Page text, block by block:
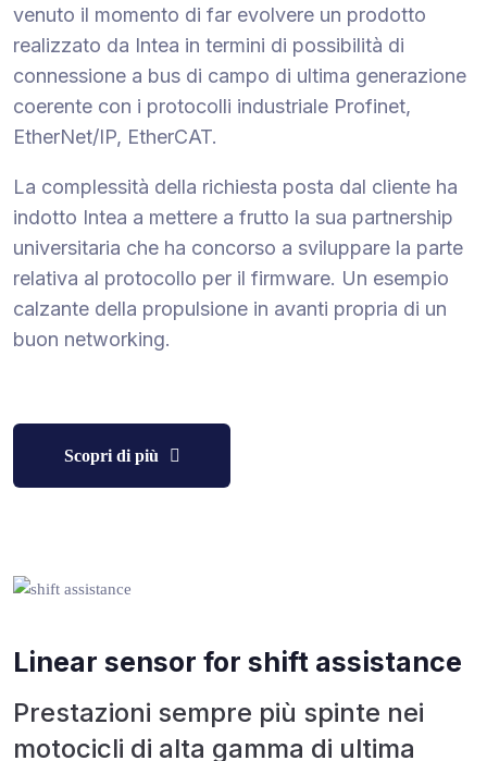
venuto il momento di far evolvere un prodotto
realizzato da Intea in termini di possibilità di
connessione a bus di campo di ultima generazione
coerente con i protocolli industriale Profinet,
EtherNet/IP, EtherCAT.
La complessità della richiesta posta dal cliente ha
indotto Intea a mettere a frutto la sua partnership
universitaria che ha concorso a sviluppare la parte
relativa al protocollo per il firmware. Un esempio
calzante della propulsione in avanti propria di un
buon networking.
Scopri di più
Linear sensor for shift assistance
Prestazioni sempre più spinte nei
motocicli di alta gamma di ultima